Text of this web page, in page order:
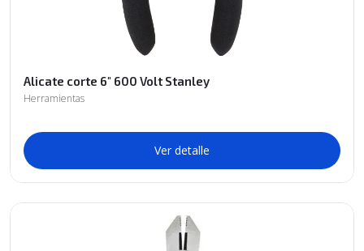
Alicate corte 6" 600 Volt Stanley
Herramientas
Ver detalle